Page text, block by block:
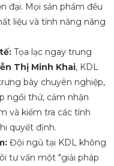
đại. Mọi sản phẩm đều
liệu và tính năng nâng
Tọa lạc ngay trung
Thị Minh Khai, KDL
bày chuyên nghiệp,
ngồi thử, cảm nhận
và kiểm tra các tính
quyết định.
Đội ngũ tại KDL không
tư vấn một "giải pháp